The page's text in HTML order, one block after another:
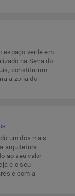
espaço verde em
na Serra do
constitui um
a zona do
um dos mais
arquitetura
ao seu valor
e o seu
e com a